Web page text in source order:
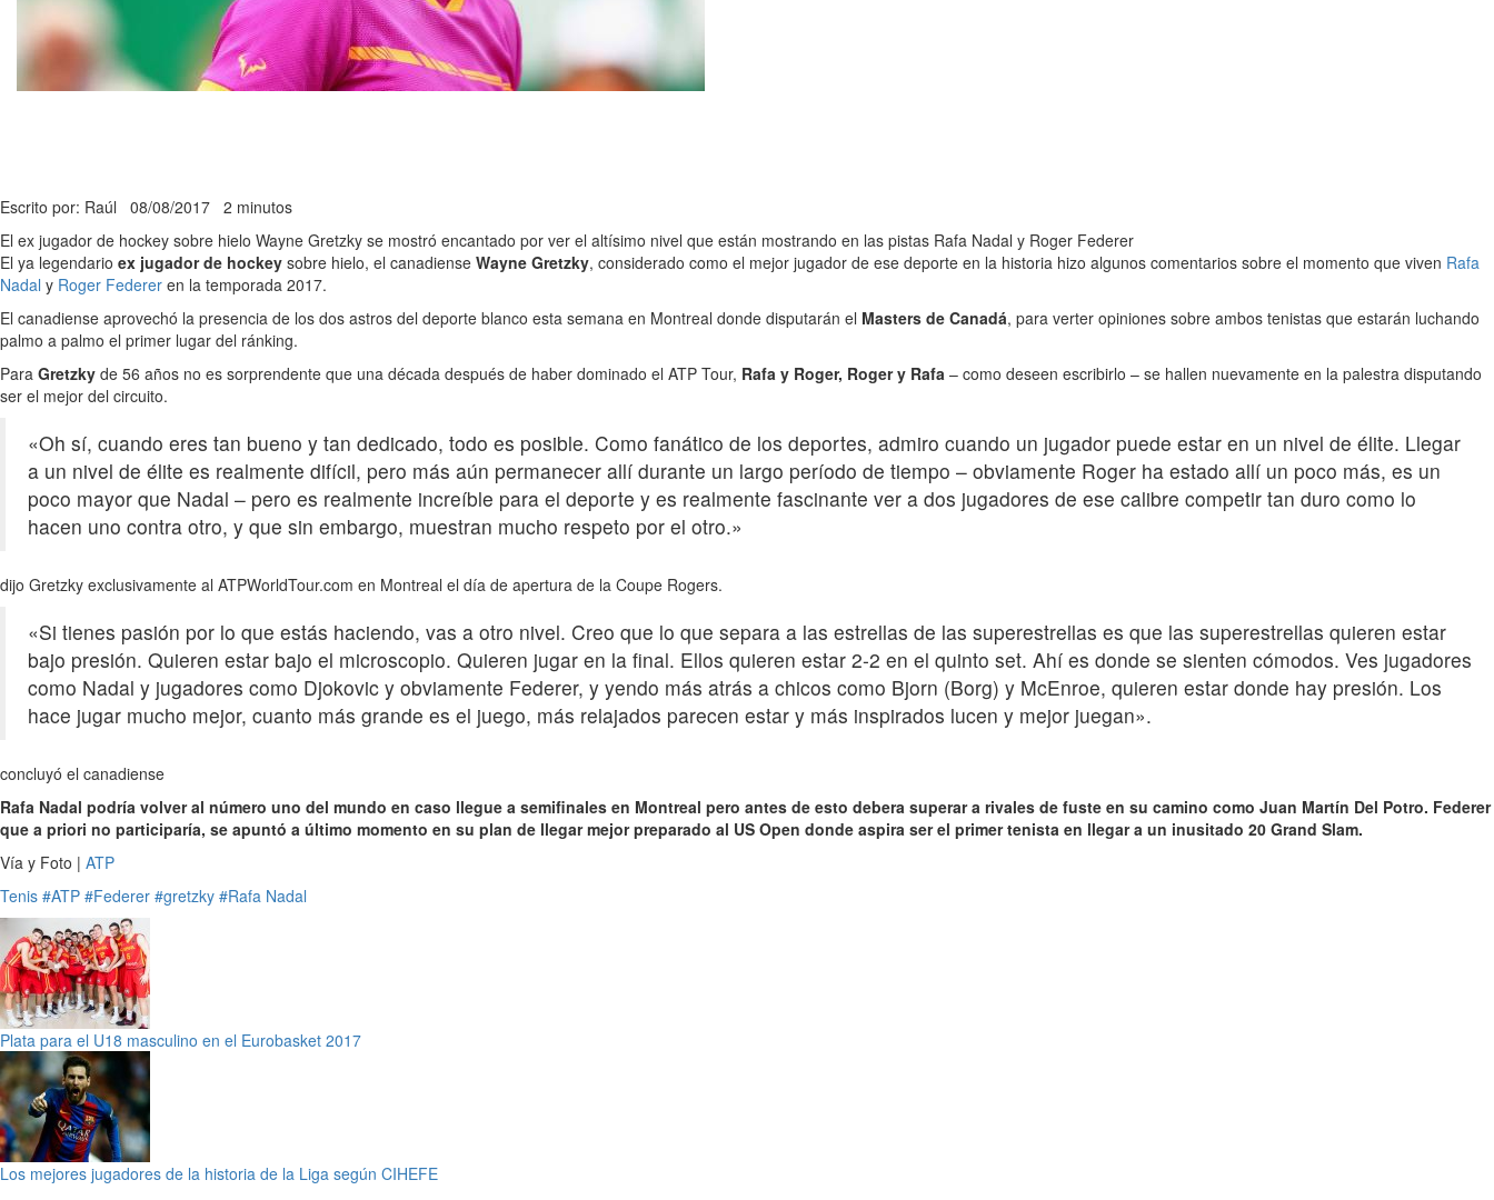
Escrito por: Raúl 08/08/2017 2 minutos
El ex jugador de hockey sobre hielo Wayne Gretzky se mostró encantado por ver el altísimo nivel que están mostrando en las pistas Rafa Nadal y Roger Federer
El ya legendario ex jugador de hockey sobre hielo, el canadiense Wayne Gretzky, considerado como el mejor jugador de ese deporte en la historia hizo algunos comentarios sobre el momento que viven Rafa
Nadal y Roger Federer en la temporada 2017.
El canadiense aprovechó la presencia de los dos astros del deporte blanco esta semana en Montreal donde disputarán el Masters de Canadá, para verter opiniones sobre ambos tenistas que estarán luchando
palmo a palmo el primer lugar del ránking.
Para Gretzky de 56 años no es sorprendente que una década después de haber dominado el ATP Tour, Rafa y Roger, Roger y Rafa – como deseen escribirlo – se hallen nuevamente en la palestra disputando
ser el mejor del circuito.
«Oh sí, cuando eres tan bueno y tan dedicado, todo es posible. Como fanático de los deportes, admiro cuando un jugador puede estar en un nivel de élite. Llegar
a un nivel de élite es realmente difícil, pero más aún permanecer allí durante un largo período de tiempo – obviamente Roger ha estado allí un poco más, es un
poco mayor que Nadal – pero es realmente increíble para el deporte y es realmente fascinante ver a dos jugadores de ese calibre competir tan duro como lo
hacen uno contra otro, y que sin embargo, muestran mucho respeto por el otro.»
dijo Gretzky exclusivamente al ATPWorldTour.com en Montreal el día de apertura de la Coupe Rogers.
«Si tienes pasión por lo que estás haciendo, vas a otro nivel. Creo que lo que separa a las estrellas de las superestrellas es que las superestrellas quieren estar
bajo presión. Quieren estar bajo el microscopio. Quieren jugar en la final. Ellos quieren estar 2-2 en el quinto set. Ahí es donde se sienten cómodos. Ves jugadores
como Nadal y jugadores como Djokovic y obviamente Federer, y yendo más atrás a chicos como Bjorn (Borg) y McEnroe, quieren estar donde hay presión. Los
hace jugar mucho mejor, cuanto más grande es el juego, más relajados parecen estar y más inspirados lucen y mejor juegan».
concluyó el canadiense
Rafa Nadal podría volver al número uno del mundo en caso llegue a semifinales en Montreal pero antes de esto debera superar a rivales de fuste en su camino como Juan Martín Del Potro. Federer
que a priori no participaría, se apuntó a último momento en su plan de llegar mejor preparado al US Open donde aspira ser el primer tenista en llegar a un inusitado 20 Grand Slam.
Vía y Foto | ATP
Tenis #ATP #Federer #gretzky #Rafa Nadal
Plata para el U18 masculino en el Eurobasket 2017
Los mejores jugadores de la historia de la Liga según CIHEFE